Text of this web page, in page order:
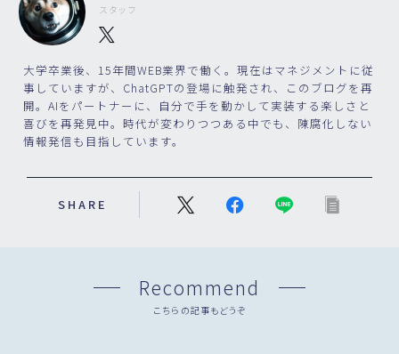
スタッフ
大学卒業後、15年間WEB業界で働く。現在はマネジメントに従
事していますが、ChatGPTの登場に触発され、このブログを再
開。AIをパートナーに、自分で手を動かして実装する楽しさと
喜びを再発見中。時代が変わりつつある中でも、陳腐化しない
情報発信も目指しています。
SHARE
Recommend
こちらの記事もどうぞ